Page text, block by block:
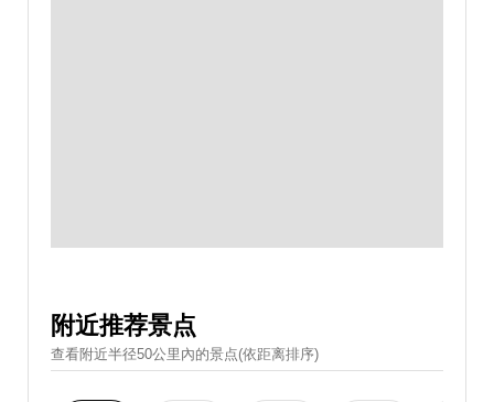
附近推荐景点
查看附近半径50公里內的景点(依距离排序)